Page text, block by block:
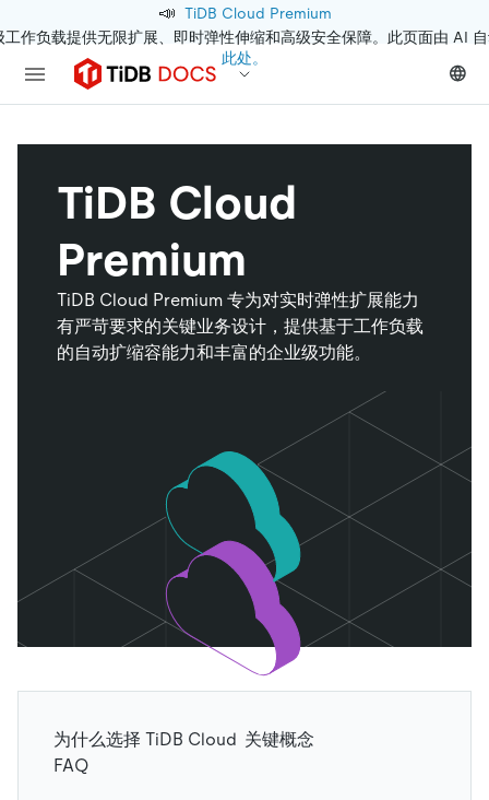
📣 TiDB Cloud Premium
作负载提供无限扩展、即时弹性伸缩和高级安全保障。此页面由 AI
此处。
TiDB Cloud
Premium
TiDB Cloud Premium 专为对实时弹性扩展能力
有严苛要求的关键业务设计，提供基于工作负载
的自动扩缩容能力和丰富的企业级功能。
为什么选择 TiDB Cloud 关键概念
FAQ